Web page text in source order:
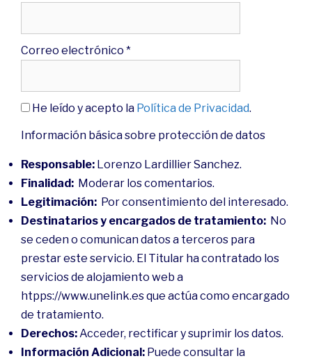
Correo electrónico *
He leído y acepto la Política de Privacidad.
Información básica sobre protección de datos
Responsable: Lorenzo Lardillier Sanchez.
Finalidad: Moderar los comentarios.
Legitimación: Por consentimiento del interesado.
Destinatarios y encargados de tratamiento: No
se ceden o comunican datos a terceros para
prestar este servicio. El Titular ha contratado los
servicios de alojamiento web a
htpps://www.unelink.es que actúa como encargado
de tratamiento.
Derechos: Acceder, rectificar y suprimir los datos.
Información Adicional: Puede consultar la